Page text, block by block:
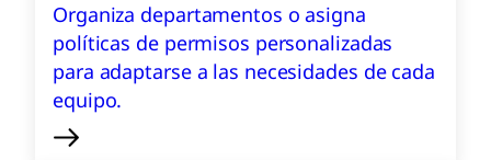
Organiza departamentos o asigna
políticas de permisos personalizadas
para adaptarse a las necesidades de cada
equipo.